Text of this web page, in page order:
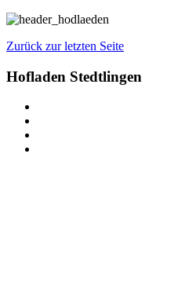
Zurück zur letzten Seite
Hofladen Stedtlingen